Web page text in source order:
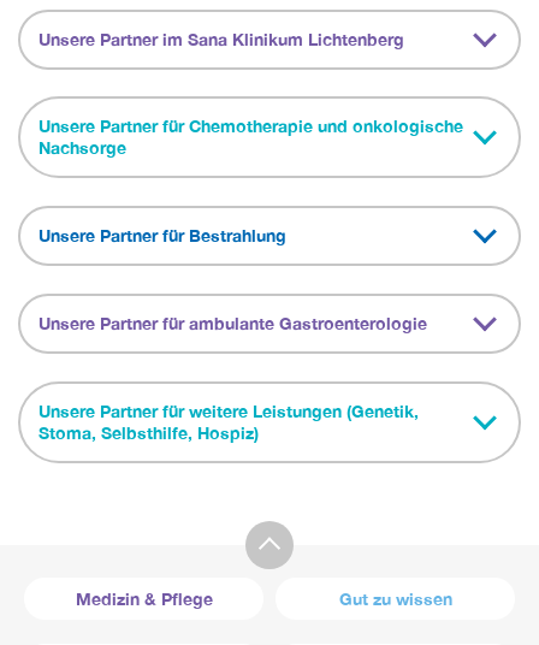
Unsere Partner im Sana Klinikum Lichtenberg
Unsere Partner für Chemotherapie und onkologische
Nachsorge
Unsere Partner für Bestrahlung
Unsere Partner für ambulante Gastroenterologie
Unsere Partner für weitere Leistungen (Genetik,
Stoma, Selbsthilfe, Hospiz)
Medizin & Pflege Gut zu wissen